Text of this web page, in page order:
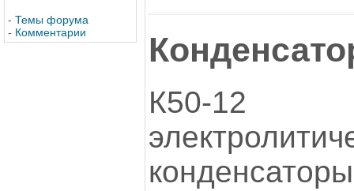
- Темы форума
- Комментарии
К50-12